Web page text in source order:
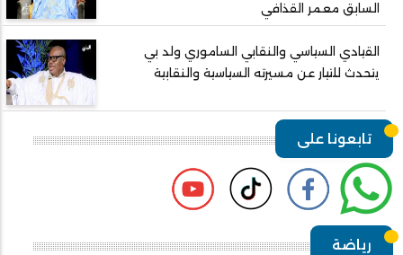
السابق معمر القذافي
القيادي السياسي والنقابي الساموري ولد بي
يتحدث للتيار عن مسيرته السياسية والنقابية
تابعونا على
رياضة